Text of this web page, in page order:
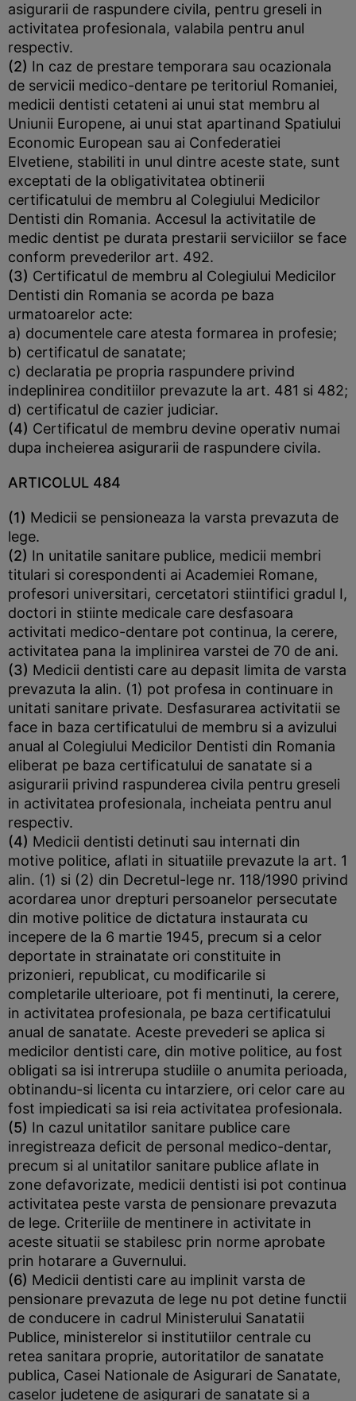
asigurarii de raspundere civila, pentru greseli in
activitatea profesionala, valabila pentru anul
respectiv.
(2) In caz de prestare temporara sau ocazionala
de servicii medico-dentare pe teritoriul Romaniei,
medicii dentisti cetateni ai unui stat membru al
Uniunii Europene, ai unui stat apartinand Spatiului
Economic European sau ai Confederatiei
Elvetiene, stabiliti in unul dintre aceste state, sunt
exceptati de la obligativitatea obtinerii
certificatului de membru al Colegiului Medicilor
Dentisti din Romania. Accesul la activitatile de
medic dentist pe durata prestarii serviciilor se face
conform prevederilor art. 492.
(3) Certificatul de membru al Colegiului Medicilor
Dentisti din Romania se acorda pe baza
urmatoarelor acte:
a) documentele care atesta formarea in profesie;
b) certificatul de sanatate;
c) declaratia pe propria raspundere privind
indeplinirea conditiilor prevazute la art. 481 si 482;
d) certificatul de cazier judiciar.
(4) Certificatul de membru devine operativ numai
dupa incheierea asigurarii de raspundere civila.
ARTICOLUL 484
(1) Medicii se pensioneaza la varsta prevazuta de
lege.
(2) In unitatile sanitare publice, medicii membri
titulari si corespondenti ai Academiei Romane,
profesori universitari, cercetatori stiintifici gradul I,
doctori in stiinte medicale care desfasoara
activitati medico-dentare pot continua, la cerere,
activitatea pana la implinirea varstei de 70 de ani.
(3) Medicii dentisti care au depasit limita de varsta
prevazuta la alin. (1) pot profesa in continuare in
unitati sanitare private. Desfasurarea activitatii se
face in baza certificatului de membru si a avizului
anual al Colegiului Medicilor Dentisti din Romania
eliberat pe baza certificatului de sanatate si a
asigurarii privind raspunderea civila pentru greseli
in activitatea profesionala, incheiata pentru anul
respectiv.
(4) Medicii dentisti detinuti sau internati din
motive politice, aflati in situatiile prevazute la art. 1
alin. (1) si (2) din Decretul-lege nr. 118/1990 privind
acordarea unor drepturi persoanelor persecutate
din motive politice de dictatura instaurata cu
incepere de la 6 martie 1945, precum si a celor
deportate in strainatate ori constituite in
prizonieri, republicat, cu modificarile si
completarile ulterioare, pot fi mentinuti, la cerere,
in activitatea profesionala, pe baza certificatului
anual de sanatate. Aceste prevederi se aplica si
medicilor dentisti care, din motive politice, au fost
obligati sa isi intrerupa studiile o anumita perioada,
obtinandu-si licenta cu intarziere, ori celor care au
fost impiedicati sa isi reia activitatea profesionala.
(5) In cazul unitatilor sanitare publice care
inregistreaza deficit de personal medico-dentar,
precum si al unitatilor sanitare publice aflate in
zone defavorizate, medicii dentisti isi pot continua
activitatea peste varsta de pensionare prevazuta
de lege. Criteriile de mentinere in activitate in
aceste situatii se stabilesc prin norme aprobate
prin hotarare a Guvernului.
(6) Medicii dentisti care au implinit varsta de
pensionare prevazuta de lege nu pot detine functii
de conducere in cadrul Ministerului Sanatatii
Publice, ministerelor si institutiilor centrale cu
retea sanitara proprie, autoritatilor de sanatate
publica, Casei Nationale de Asigurari de Sanatate,
caselor judetene de asigurari de sanatate si a